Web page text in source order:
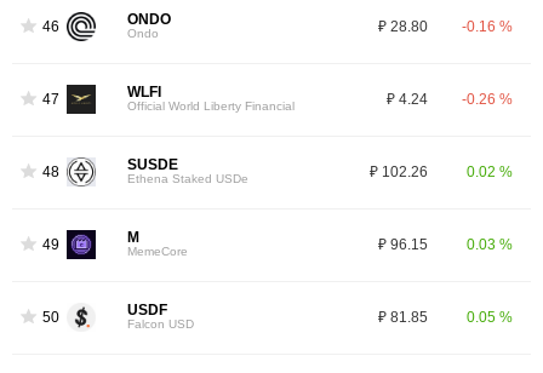
46 ONDO
Ondo ₽ 28.80 -0.16 %
47 WLFI
Official World Liberty Financial ₽ 4.24 -0.26 %
48 SUSDE
Ethena Staked USDe ₽ 102.26 0.02 %
49 M
MemeCore ₽ 96.15 0.03 %
50 USDF
Falcon USD ₽ 81.85 0.05 %